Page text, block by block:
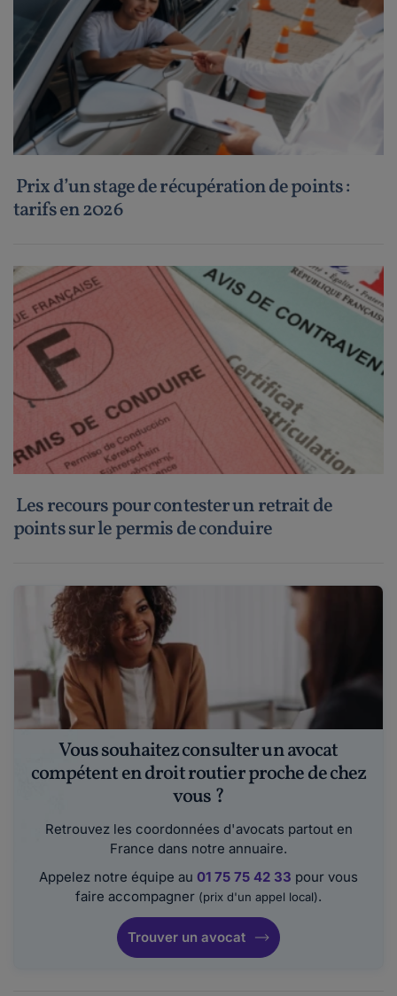
Prix d’un stage de récupération de points :
tarifs en 2026
Les recours pour contester un retrait de
points sur le permis de conduire
Vous souhaitez consulter un avocat
compétent en droit routier proche de chez
vous ?
Retrouvez les coordonnées d'avocats partout en
France dans notre annuaire.
Appelez notre équipe au 01 75 75 42 33 pour vous
faire accompagner (prix d'un appel local).
Trouver un avocat